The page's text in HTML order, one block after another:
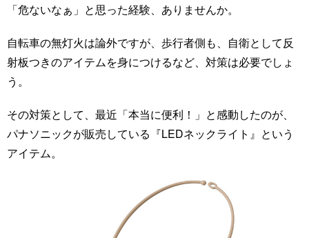
「危ないなぁ」と思った経験、ありませんか。
自転車の無灯火は論外ですが、歩行者側も、自衛として反
射板つきのアイテムを身につけるなど、対策は必要でしょ
う。
その対策として、最近「本当に便利！」と感動したのが、
パナソニックが販売している『LEDネックライト』という
アイテム。